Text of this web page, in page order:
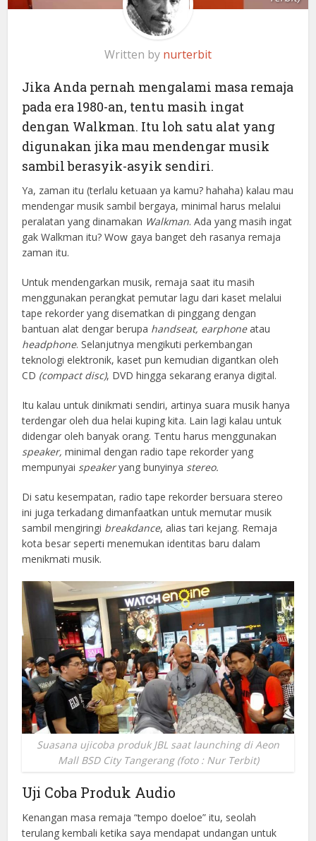
Written by nurterbit
Jika Anda pernah mengalami masa remaja
pada era 1980-an, tentu masih ingat
dengan Walkman. Itu loh satu alat yang
digunakan jika mau mendengar musik
sambil berasyik-asyik sendiri.
Ya, zaman itu (terlalu ketuaan ya kamu? hahaha) kalau mau
mendengar musik sambil bergaya, minimal harus melalui
peralatan yang dinamakan Walkman. Ada yang masih ingat
gak Walkman itu? Wow gaya banget deh rasanya remaja
zaman itu.
Untuk mendengarkan musik, remaja saat itu masih
menggunakan perangkat pemutar lagu dari kaset melalui
tape rekorder yang disematkan di pinggang dengan
bantuan alat dengar berupa handseat, earphoneatau
headphone. Selanjutnya mengikuti perkembangan
teknologi elektronik, kaset pun kemudian digantkan oleh
CD (compact disc), DVD hingga sekarang eranya digital.
Itu kalau untuk dinikmati sendiri, artinya suara musik hanya
terdengar oleh dua helai kuping kita. Lain lagi kalau untuk
didengar oleh banyak orang. Tentu harus menggunakan
speaker, minimal dengan radio tape rekorder yang
mempunyai speakeryang bunyinya stereo.
Di satu kesempatan, radio tape rekorder bersuara stereo
ini juga terkadang dimanfaatkan untuk memutar musik
sambil mengiringi breakdance, alias tari kejang. Remaja
kota besar seperti menemukan identitas baru dalam
menikmati musik.
Suasana ujicoba produk JBL saat launching di Aeon
Mall BSD City Tangerang (foto : Nur Terbit)
Uji Coba Produk Audio
Kenangan masa remaja “tempo doeloe” itu, seolah
terulang kembali ketika saya mendapat undangan untuk